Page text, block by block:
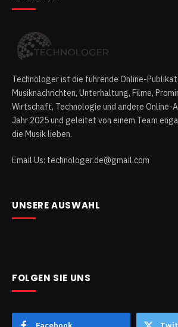
Technologer ist die führende Online-
Musiknachrichten, Unterhaltung, Filme,
Wirtschaft, Technologie und andere Online-
Jahr 2025 und geleitet von einem Team
die Musik lieben.
Email Us: technologer.de@gmail.com
UNSERE AUSWAHL
FOLGEN SIE UNS